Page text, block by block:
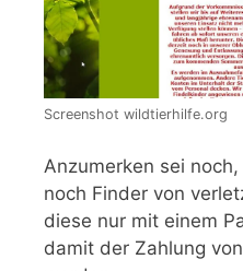
Screenshot wildtierhilfe.org
Anzumerken sei
noch Finder von
diese nur mit einem
damit der Zahlung